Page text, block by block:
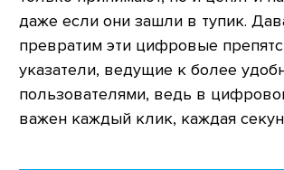
даже если они зашли в тупик.
превратим эти цифровые
указатели, ведущие к более
пользователями, ведь в
важен каждый клик, каждая